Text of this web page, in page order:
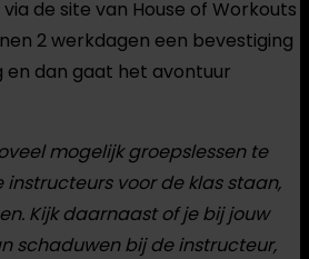
de site van House of Workouts
2 werkdagen een bevestiging
en dan gaat het avontuur
mogelijk groepslessen te
instructeurs voor de klas staan,
Kijk daarnaast of je bij jouw
schaduwen bij de instructeur,